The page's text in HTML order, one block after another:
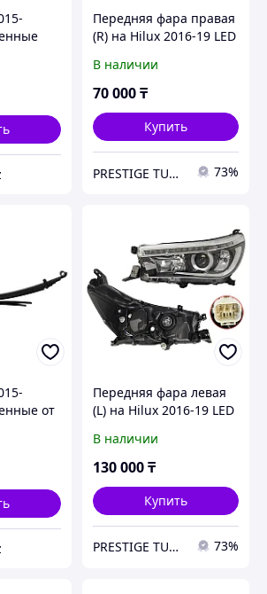
Передняя фара правая
(R) на Hilux 2016-19 LED
(SAT)
В наличии
70 000₸
Купить
PRESTIGE TUNING 73%
от
4X4
Передняя фара левая
(L) на Hilux 2016-19 LED
(TYC)
В наличии
130 000₸
Купить
PRESTIGE TUNING 73%